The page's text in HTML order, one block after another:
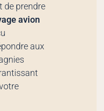
de prendre
avion
aux